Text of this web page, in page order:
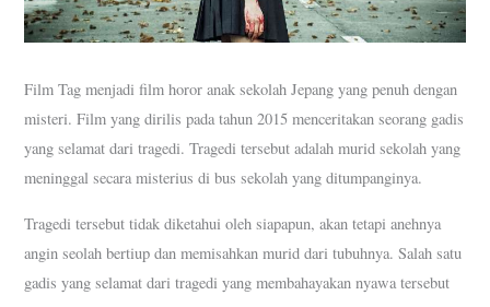
Film Tag menjadi film horor anak sekolah Jepang yang penuh dengan
misteri. Film yang dirilis pada tahun 2015 menceritakan seorang gadis
yang selamat dari tragedi. Tragedi tersebut adalah murid sekolah yang
meninggal secara misterius di bus sekolah yang ditumpanginya.
Tragedi tersebut tidak diketahui oleh siapapun, akan tetapi anehnya
angin seolah bertiup dan memisahkan murid dari tubuhnya. Salah satu
gadis yang selamat dari tragedi yang membahayakan nyawa tersebut